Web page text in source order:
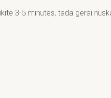
3-5 minutes, tada gerai